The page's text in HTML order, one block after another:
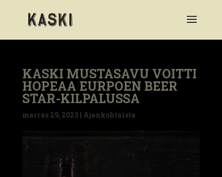
KASKI MUSTASAVU VOITTI
HOPEAA EURPOEN BEER
STAR-KILPALUSSA
marras 29, 2023| Ajankohtaista